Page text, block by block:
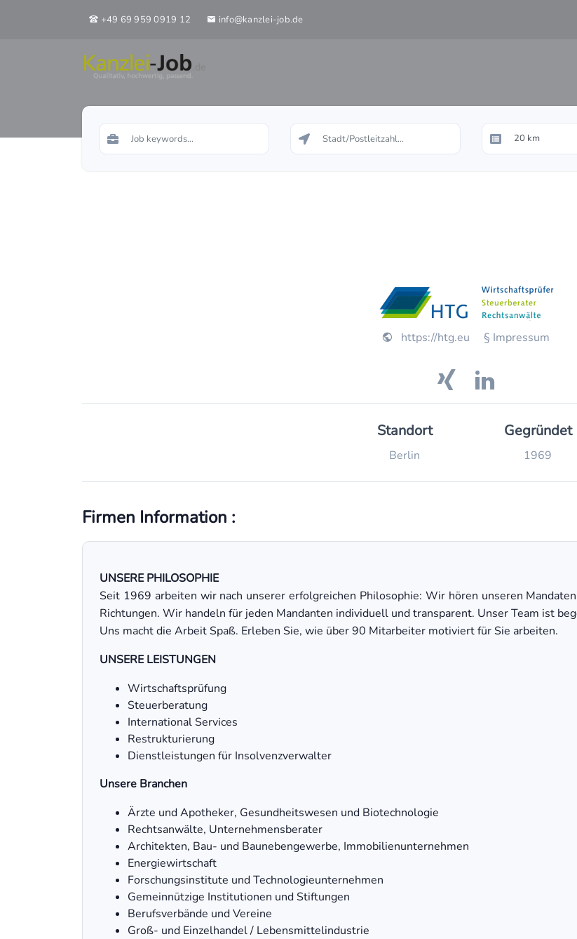
+49 69 959 0919 12 info@kanzlei-job.de
https://htg.eu § Impressum
Standort
Berlin
Gegründet
1969
Firmen Information :
UNSERE PHILOSOPHIE
Seit 1969 arbeiten wir nach unserer erfolgreichen Philosophie: Wir hören unseren
Richtungen. Wir handeln für jeden Mandanten individuell und transparent. Unser Team ist
Uns macht die Arbeit Spaß. Erleben Sie, wie über 90 Mitarbeiter motiviert für Sie arbeiten.
UNSERE LEISTUNGEN
Wirtschaftsprüfung
Steuerberatung
International Services
Restrukturierung
Dienstleistungen für Insolvenzverwalter
Unsere Branchen
Ärzte und Apotheker, Gesundheitswesen und Biotechnologie
Rechtsanwälte, Unternehmensberater
Architekten, Bau- und Baunebengewerbe, Immobilienunternehmen
Energiewirtschaft
Forschungsinstitute und Technologieunternehmen
Gemeinnützige Institutionen und Stiftungen
Berufsverbände und Vereine
Groß- und Einzelhandel / Lebensmittelindustrie